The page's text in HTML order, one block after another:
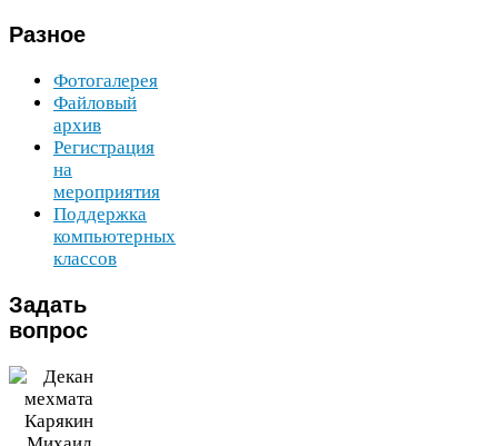
Разное
Фотогалерея
Файловый
архив
Регистрация
на
мероприятия
Поддержка
компьютерных
классов
Задать
вопрос